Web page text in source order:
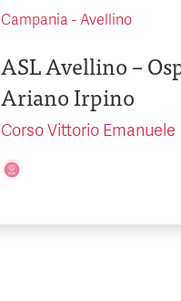
Campania - Avellino
ASL Avellino –
Ariano Irpino
Corso Vittorio Emanuele